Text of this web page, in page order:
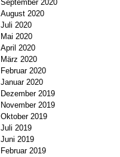
September 2020
August 2020
Juli 2020
Mai 2020
April 2020
März 2020
Februar 2020
Januar 2020
Dezember 2019
November 2019
Oktober 2019
Juli 2019
Juni 2019
Februar 2019